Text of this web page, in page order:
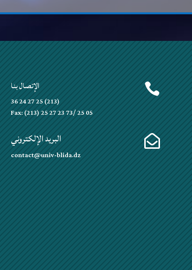
 الإتصال بنا
(213) 25 27 24 36
Fax: (213) 25 27 23 73/ 25 05
 البريد الإلكتروني
contact@univ-blida.dz